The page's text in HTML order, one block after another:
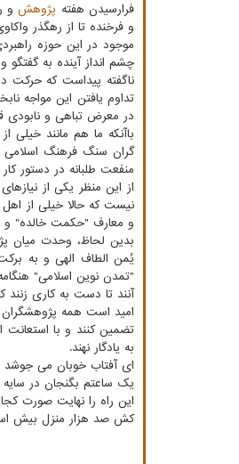
فرارسیدن هفته پژوهشو
و فرخنده تا از رهگذر
موجود در این حوزه
چشم انداز آینده به
ناگفته پیداست که حرکت
تداوم یافتن این مواجه
در معرض تباهی و نابودی
باآنکه ما هم مانند
گران سنگ فرهنگ اسلامی
منفعت طلبانه در دستور کار
از این منظر یکی از
نیست که حالا خیلی از
و معارف "حکمت خالده" و
بدین لحاظ، وحدت میان
یُمن الطاف الهی و به
"تمدن نوین اسلامی"
آنند تا دست به کاری زنند
امید است همه پژوهشگران
تضمین کنند و با استعانت
به یادگار نهند.
ای آفتاب خوبان می جوشد
یک ساعتم بگنجان در سایه
این راه را نهایت صورت
کش صد هزار منزل بیش